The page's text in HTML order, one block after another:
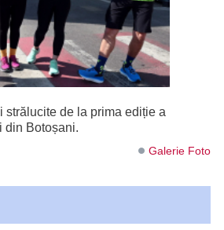
strălucite de la prima ediție a
din Botoșani.
Galerie Foto